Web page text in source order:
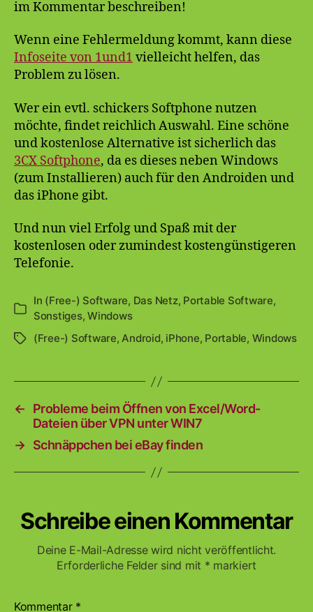
im Kommentar beschreiben!
Wenn eine Fehlermeldung kommt, kann diese
Infoseite von 1und1 vielleicht helfen, das
Problem zu lösen.
Wer ein evtl. schickers Softphone nutzen
möchte, findet reichlich Auswahl. Eine schöne
und kostenlose Alternative ist sicherlich das
3CX Softphone, da es dieses neben Windows
(zum Installieren) auch für den Androiden und
das iPhone gibt.
Und nun viel Erfolg und Spaß mit der
kostenlosen oder zumindest kostengünstigeren
Telefonie.
Kategorien
In (Free-) Software, Das Netz, Portable Software,
Sonstiges,Windows
Schlagwörter
(Free-) Software,Android, iPhone, Portable, Windows
←
Probleme beim Öffnen von Excel/Word-
Dateien über VPN unter WIN7
→ Schnäppchen bei eBay finden
Schreibe einen Kommentar
Deine E-Mail-Adresse wird nicht veröffentlicht.
Erforderliche Felder sind mit * markiert
Kommentar *